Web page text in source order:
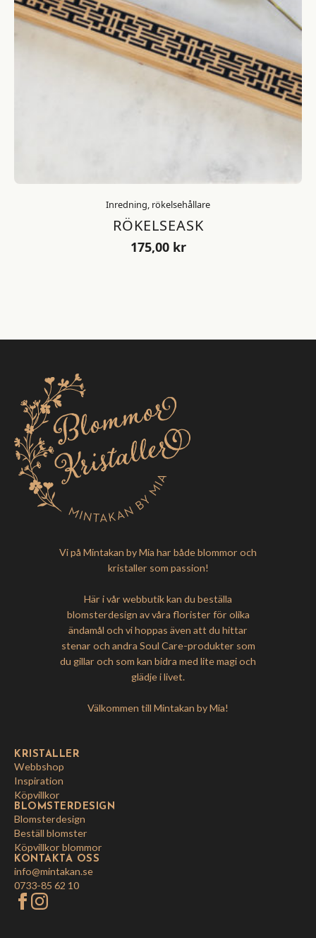
Inredning, rökelsehållare
RÖKELSEASK
175,00 kr
Vi på Mintakan by Mia har både blommor och
kristaller som passion!
Här i vår webbutik kan du beställa
blomsterdesign av våra florister för olika
ändamål och vi hoppas även att du hittar
stenar och andra Soul Care-produkter som
du gillar och som kan bidra med lite magi och
glädje i livet.
Välkommen till Mintakan by Mia!
KRISTALLER
Webbshop
Inspiration
Köpvillkor
BLOMSTERDESIGN
Blomsterdesign
Beställ blomster
Köpvillkor blommor
KONTAKTA OSS
info@mintakan.se
0733-85 62 10